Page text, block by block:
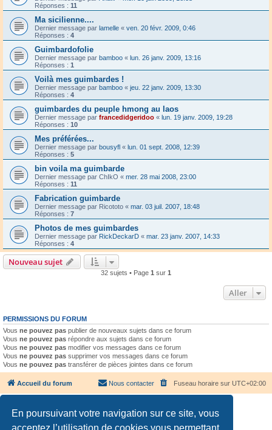
En poursuivant votre navigation sur ce site, vous
acceptez l’utilisation de cookies vous permettant
Réponses : 11
Ma sicilienne....
Dernier message par lamelle « ven. 20 févr. 2009, 0:46
Réponses : 4
Guimbardofolie
Dernier message par bamboo « lun. 26 janv. 2009, 13:16
Réponses : 1
Voilà mes guimbardes !
Dernier message par bamboo « jeu. 22 janv. 2009, 13:30
Réponses : 4
guimbardes du peuple hmong au laos
Dernier message par francedidgeridoo « lun. 19 janv. 2009, 19:28
Réponses : 10
Mes préférées...
Dernier message par bousyfl « lun. 01 sept. 2008, 12:39
Réponses : 5
bin voila ma guimbarde
Dernier message par ChIkO « mer. 28 mai 2008, 23:00
Réponses : 11
Fabrication guimbarde
Dernier message par Ricototo « mar. 03 juil. 2007, 18:48
Réponses : 7
Photos de mes guimbardes
Dernier message par RickDeckarD « mar. 23 janv. 2007, 14:33
Réponses : 4
Nouveau sujet
32 sujets • Page 1 sur 1
Aller
PERMISSIONS DU FORUM
Vous ne pouvez pas publier de nouveaux sujets dans ce forum
Vous ne pouvez pas répondre aux sujets dans ce forum
Vous ne pouvez pas modifier vos messages dans ce forum
Vous ne pouvez pas supprimer vos messages dans ce forum
Vous ne pouvez pas transférer de pièces jointes dans ce forum
Accueil du forum Fuseau horaire sur UTC+02:00
Nous contacter